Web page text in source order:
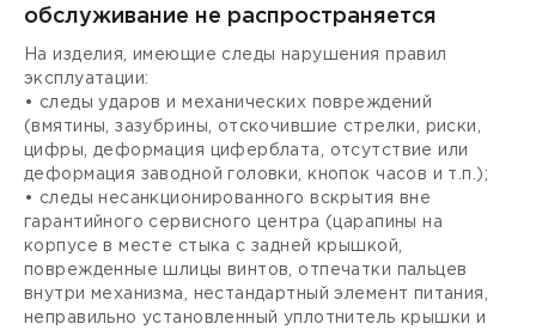
обслуживание не распространяется
На изделия, имеющие следы нарушения правил
эксплуатации:
• следы ударов и механических повреждений
(вмятины, зазубрины, отскочившие стрелки, риски,
цифры, деформация циферблата, отсутствие или
деформация заводной головки, кнопок часов и т.п.);
• следы несанкционированного вскрытия вне
гарантийного сервисного центра (царапины на
корпусе в месте стыка с задней крышкой,
поврежденные шлицы винтов, отпечатки пальцев
внутри механизма, нестандартный элемент питания,
неправильно установленный уплотнитель крышки и